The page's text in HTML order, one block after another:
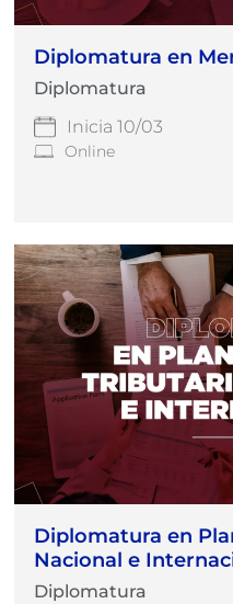
Diplomatura en
Diplomatura
Inicia 10/03
Online
Diplomatura en
Nacional e
Diplomatura